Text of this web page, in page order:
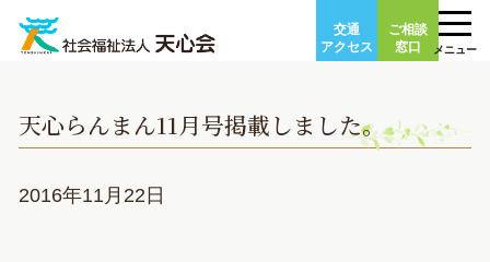
content
交通
アクセス
ご相談
窓口
メニュー
天心らんまん11月号掲載しました。
2016年11月22日